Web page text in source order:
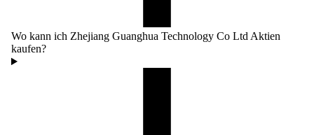
Wo kann ich Zhejiang Guanghua Technology Co Ltd Aktien
kaufen?